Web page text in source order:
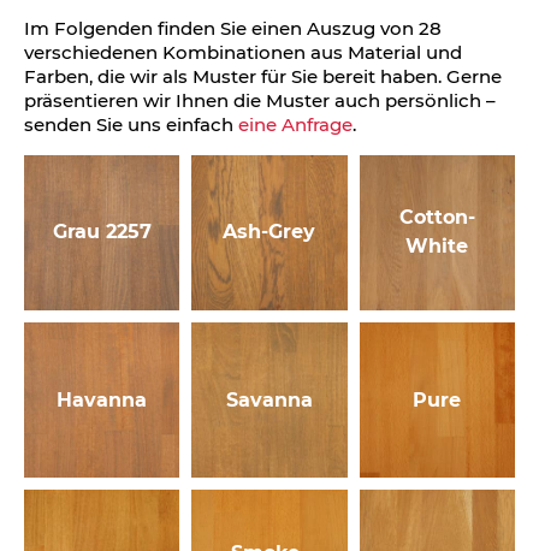
Im Folgenden finden Sie einen Auszug von 28
verschiedenen Kombinationen aus Material und
Farben, die wir als Muster für Sie bereit haben. Gerne
präsentieren wir Ihnen die Muster auch persönlich –
senden Sie uns einfach eine Anfrage.
Grau 2257 Ash-Grey
Cotton-
White
Havanna Savanna Pure